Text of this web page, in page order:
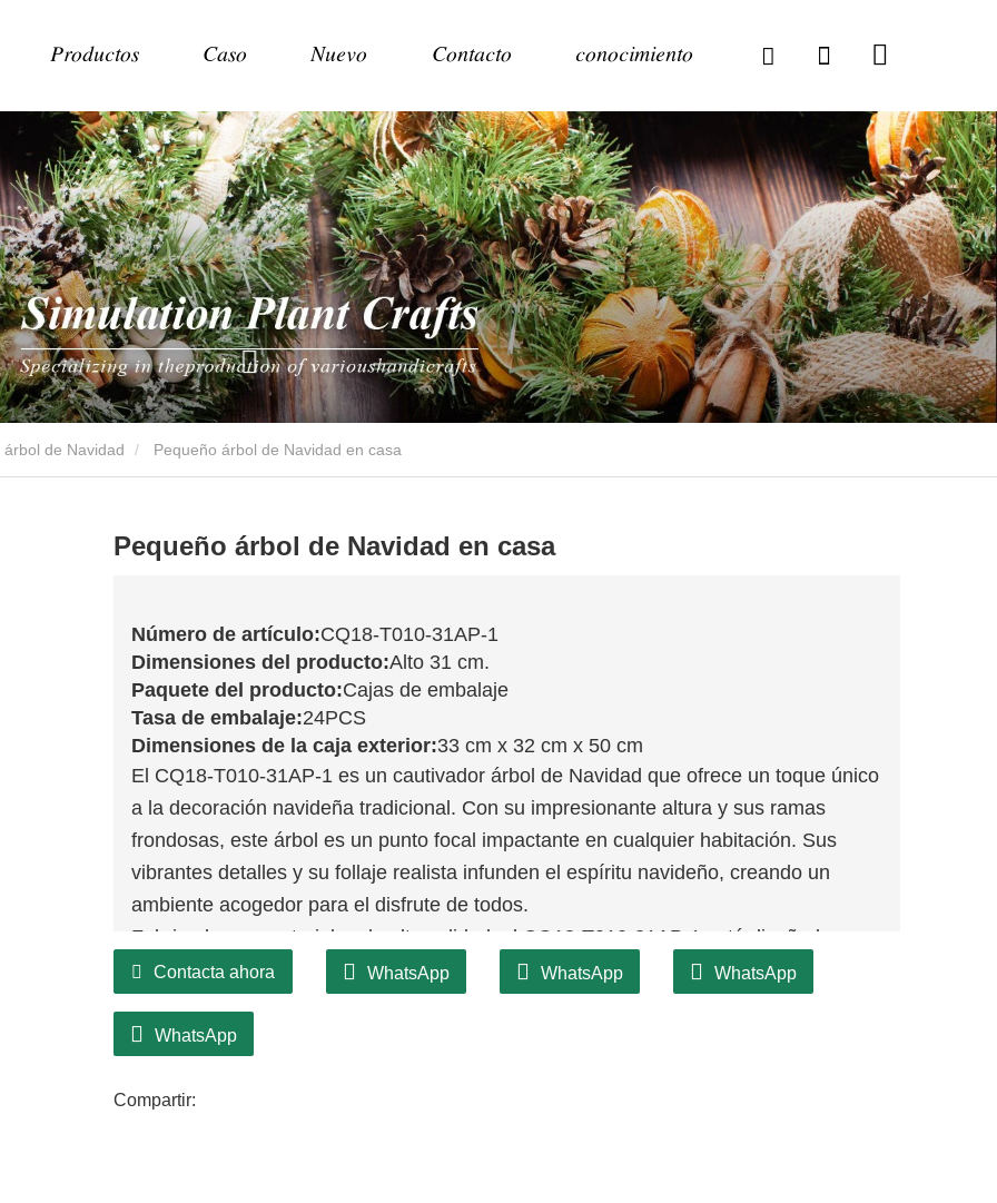
Productos Caso Nuevo Contacto conocimiento
árbol de Navidad Pequeño árbol de Navidad en casa
Pequeño árbol de Navidad en casa
Número de artículo:CQ18-T010-31AP-1
Dimensiones del producto:Alto 31 cm.
Paquete del producto:Cajas de embalaje
Tasa de embalaje:24PCS
Dimensiones de la caja exterior:33 cm x 32 cm x 50 cm
El CQ18-T010-31AP-1 es un cautivador árbol de Navidad que ofrece un toque único
a la decoración navideña tradicional. Con su impresionante altura y sus ramas
frondosas, este árbol es un punto focal impactante en cualquier habitación. Sus
vibrantes detalles y su follaje realista infunden el espíritu navideño, creando un
ambiente acogedor para el disfrute de todos.
Fabricado con materiales de alta calidad, el CQ18-T010-31AP-1 está diseñado para
durar, convirtiéndose en un preciado recuerdo de sus tradiciones navideñas durante
estilos de decoración, lo que lo convierte en una opción fantástica para cualquier
Contacta ahora WhatsApp WhatsApp WhatsApp
WhatsApp
Compartir: